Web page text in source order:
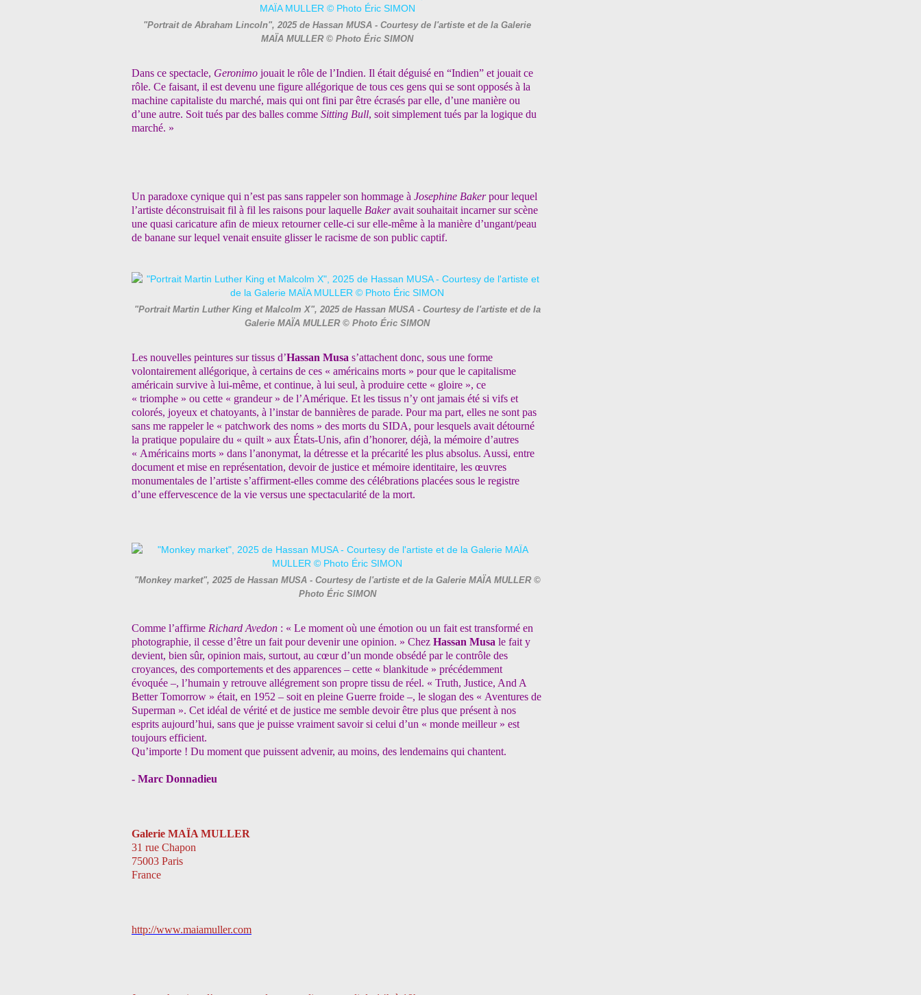
"Portrait de Abraham Lincoln", 2025 de Hassan MUSA - Courtesy de l'artiste et de la Galerie
MAÏA MULLER © Photo Éric SIMON
Dans ce spectacle, Geronimo jouait le rôle de l’Indien. Il était déguisé en “Indien” et jouait ce
rôle. Ce faisant, il est devenu une figure allégorique de tous ces gens qui se sont opposés à la
machine capitaliste du marché, mais qui ont fini par être écrasés par elle, d’une manière ou
d’une autre. Soit tués par des balles comme Sitting Bull, soit simplement tués par la logique du
marché. »
Un paradoxe cynique qui n’est pas sans rappeler son hommage à Josephine Bakerpour lequel
l’artiste déconstruisait fil à fil les raisons pour laquelle Bakeravait souhaitait incarner sur scène
une quasi caricature afin de mieux retourner celle-ci sur elle-même à la manière d’ungant/peau
de banane sur lequel venait ensuite glisser le racisme de son public captif.
"Portrait Martin Luther King et Malcolm X", 2025 de Hassan MUSA - Courtesy de l'artiste et de la
Galerie MAÏA MULLER © Photo Éric SIMON
Les nouvelles peintures sur tissus d’Hassan Musa s’attachent donc, sous une forme
volontairement allégorique, à certains de ces « américains morts » pour que le capitalisme
américain survive à lui-même, et continue, à lui seul, à produire cette « gloire », ce
« triomphe » ou cette « grandeur » de l’Amérique. Et les tissus n’y ont jamais été si vifs et
colorés, joyeux et chatoyants, à l’instar de bannières de parade. Pour ma part, elles ne sont pas
sans me rappeler le « patchwork des noms » des morts du SIDA, pour lesquels avait détourné
la pratique populaire du « quilt » aux États-Unis, afin d’honorer, déjà, la mémoire d’autres
« Américains morts » dans l’anonymat, la détresse et la précarité les plus absolus. Aussi, entre
document et mise en représentation, devoir de justice et mémoire identitaire, les œuvres
monumentales de l’artiste s’affirment-elles comme des célébrations placées sous le registre
d’une effervescence de la vie versus une spectacularité de la mort.
"Monkey market", 2025 de Hassan MUSA - Courtesy de l'artiste et de la Galerie MAÏA MULLER ©
Photo Éric SIMON
Comme l’affirme Richard Avedon : « Le moment où une émotion ou un fait est transformé en
photographie, il cesse d’être un fait pour devenir une opinion. » Chez Hassan Musa le fait y
devient, bien sûr, opinion mais, surtout, au cœur d’un monde obsédé par le contrôle des
croyances, des comportements et des apparences – cette « blankitude » précédemment
évoquée –, l’humain y retrouve allégrement son propre tissu de réel. « Truth, Justice, And A
Better Tomorrow » était, en 1952 – soit en pleine Guerre froide –, le slogan des « Aventures de
Superman ». Cet idéal de vérité et de justice me semble devoir être plus que présent à nos
esprits aujourd’hui, sans que je puisse vraiment savoir si celui d’un « monde meilleur » est
toujours efficient.
Qu’importe ! Du moment que puissent advenir, au moins, des lendemains qui chantent.
- Marc Donnadieu
Galerie MAÏA MULLER
31 rue Chapon
75003 Paris
France
http://www.maiamuller.com